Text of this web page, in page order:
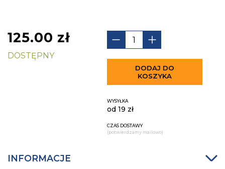
125.00 zł
DOSTĘPNY
DODAJ DO
KOSZYKA
WYSYŁKA
od 19 zł
CZAS DOSTAWY
(potwierdzamy mailowo)
INFORMACJE